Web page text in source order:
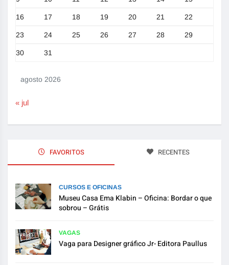
agosto 2026
16 17 18 19 20 21 22
23 24 25 26 27 28 29
30 31
« jul
FAVORITOS RECENTES
CURSOS E OFICINAS
Museu Casa Ema Klabin – Oficina: Bordar o que
sobrou – Grátis
VAGAS
Vaga para Designer gráfico Jr- Editora Paullus